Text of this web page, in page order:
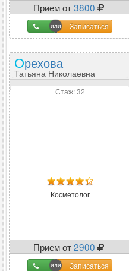
Прием от3800
Записаться
Орехова
Татьяна Николаевна
Стаж: 32
Косметолог
Прием от2900
Записаться